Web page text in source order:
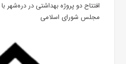
افتتاح دو پروژه بهداشتی در دره‌شهر
مجلس شورای اسلامی